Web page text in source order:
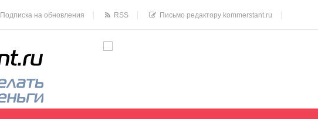
Подписка на обновления RSS Письмо редактору kommerstant.ru